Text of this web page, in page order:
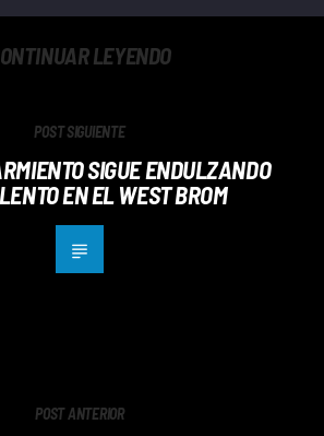
LEYENDO
POST SIGUIENTE
SIGUE ENDULZANDO
EN EL WEST BROM
POST ANTERIOR